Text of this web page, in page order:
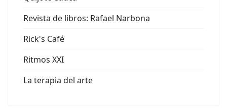
Revista de libros: Rafael Narbona
Rick's Café
Ritmos XXI
La terapia del arte